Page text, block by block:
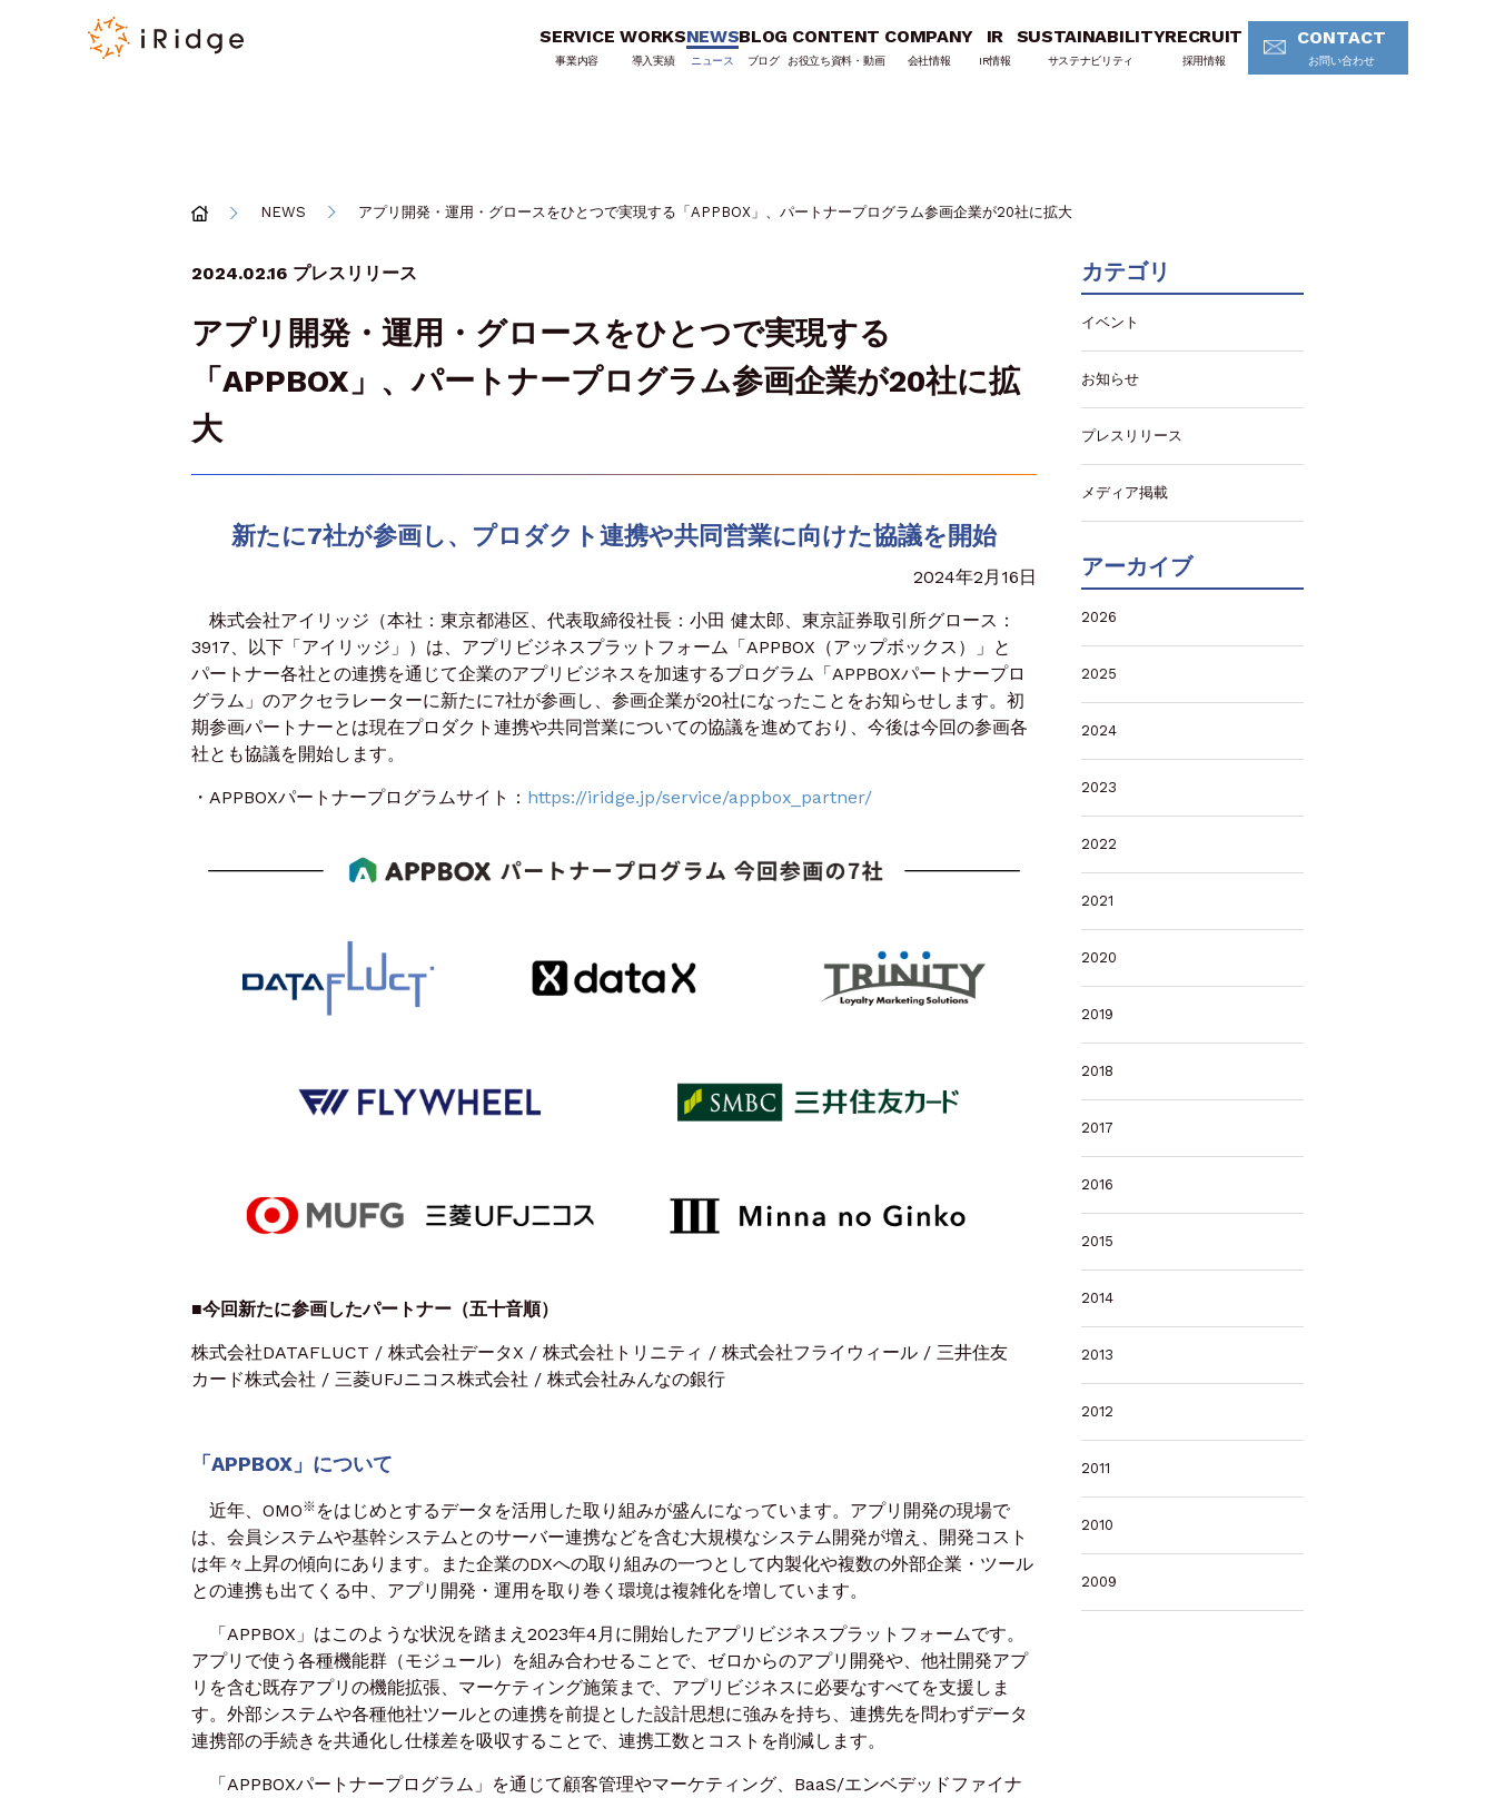
SERVICE
事業内容
WORKS
導入実績
NEWS
ニュース
BLOG
ブログ
CONTENT
お役立ち資料・動画
COMPANY
会社情報
IR
IR情報
SUSTAINABILITY
サステナビリティ
RECRUIT
採用情報
CONTACT
お問い合わせ
NEWS アプリ開発・運用・グロースをひとつで実現する「APPBOX」、パートナープログラム参画企業が20社に拡大
2024.02.16 プレスリリース
アプリ開発・運用・グロースをひとつで実現する
「APPBOX」、パートナープログラム参画企業が20社に拡
大
新たに7社が参画し、プロダクト連携や共同営業に向けた協議を開始
2024年2月16日
株式会社アイリッジ（本社：東京都港区、代表取締役社長：小田 健太郎、東京証券取引所グロース：
3917、以下「アイリッジ」）は、アプリビジネスプラットフォーム「APPBOX（アップボックス）」と
パートナー各社との連携を通じて企業のアプリビジネスを加速するプログラム「APPBOXパートナープロ
グラム」のアクセラレーターに新たに7社が参画し、参画企業が20社になったことをお知らせします。初
期参画パートナーとは現在プロダクト連携や共同営業についての協議を進めており、今後は今回の参画各
社とも協議を開始します。
・APPBOXパートナープログラムサイト： https://iridge.jp/service/appbox_partner/
■今回新たに参画したパートナー（五十音順）
株式会社DATAFLUCT / 株式会社データX / 株式会社トリニティ / 株式会社フライウィール / 三井住友
カード株式会社 / 三菱UFJニコス株式会社 / 株式会社みんなの銀行
「APPBOX」について
近年、OMO※ をはじめとするデータを活用した取り組みが盛んになっています。アプリ開発の現場で
は、会員システムや基幹システムとのサーバー連携などを含む大規模なシステム開発が増え、開発コスト
は年々上昇の傾向にあります。また企業のDXへの取り組みの一つとして内製化や複数の外部企業・ツール
との連携も出てくる中、アプリ開発・運用を取り巻く環境は複雑化を増しています。
「APPBOX」はこのような状況を踏まえ2023年4月に開始したアプリビジネスプラットフォームです。
アプリで使う各種機能群（モジュール）を組み合わせることで、ゼロからのアプリ開発や、他社開発アプ
リを含む既存アプリの機能拡張、マーケティング施策まで、アプリビジネスに必要なすべてを支援しま
す。外部システムや各種他社ツールとの連携を前提とした設計思想に強みを持ち、連携先を問わずデータ
連携部の手続きを共通化し仕様差を吸収することで、連携工数とコストを削減します。
「APPBOXパートナープログラム」を通じて顧客管理やマーケティング、BaaS/エンベデッドファイナ
カテゴリ
イベント
お知らせ
プレスリリース
メディア掲載
アーカイブ
2026
2025
2024
2023
2022
2021
2020
2019
2018
2017
2016
2015
2014
2013
2012
2011
2010
2009